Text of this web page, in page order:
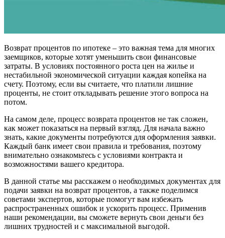
Возврат процентов по ипотеке – это важная тема для многих
заемщиков, которые хотят уменьшить свои финансовые
затраты. В условиях постоянного роста цен на жилье и
нестабильной экономической ситуации каждая копейка на
счету. Поэтому, если вы считаете, что платили лишние
проценты, не стоит откладывать решение этого вопроса на
потом.
На самом деле, процесс возврата процентов не так сложен,
как может показаться на первый взгляд. Для начала важно
знать, какие документы потребуются для оформления заявки.
Каждый банк имеет свои правила и требования, поэтому
внимательно ознакомьтесь с условиями контракта и
возможностями вашего кредитора.
В данной статье мы расскажем о необходимых документах для
подачи заявки на возврат процентов, а также поделимся
советами экспертов, которые помогут вам избежать
распространенных ошибок и ускорить процесс. Применив
наши рекомендации, вы сможете вернуть свои деньги без
лишних трудностей и с максимальной выгодой.